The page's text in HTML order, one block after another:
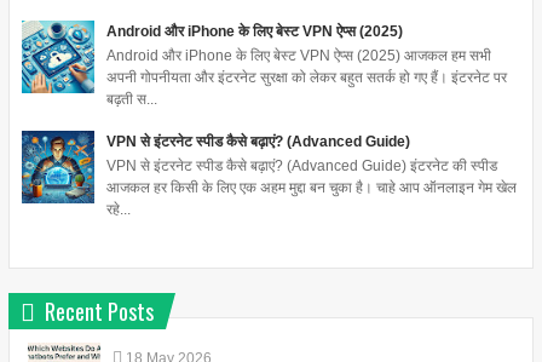
Android और iPhone के लिए बेस्ट VPN ऐप्स (2025)
Android और iPhone के लिए बेस्ट VPN ऐप्स (2025) आजकल हम सभी
अपनी गोपनीयता और इंटरनेट सुरक्षा को लेकर बहुत सतर्क हो गए हैं। इंटरनेट पर
बढ़ती स...
VPN से इंटरनेट स्पीड कैसे बढ़ाएं? (Advanced Guide)
VPN से इंटरनेट स्पीड कैसे बढ़ाएं? (Advanced Guide) इंटरनेट की स्पीड
आजकल हर किसी के लिए एक अहम मुद्दा बन चुका है। चाहे आप ऑनलाइन गेम खेल
रहे...
Recent Posts
18 May 2026